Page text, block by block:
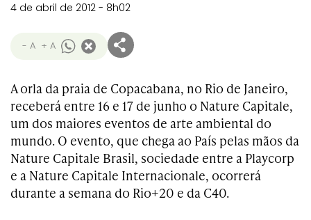
4 de abril de 2012 - 8h02
- A + A
A orla da praia de Copacabana, no Rio de Janeiro,
receberá entre 16 e 17 de junho o Nature Capitale,
um dos maiores eventos de arte ambiental do
mundo. O evento, que chega ao País pelas mãos da
Nature Capitale Brasil, sociedade entre a Playcorp
e a Nature Capitale Internacionale, ocorrerá
durante a semana do Rio+20 e da C40.